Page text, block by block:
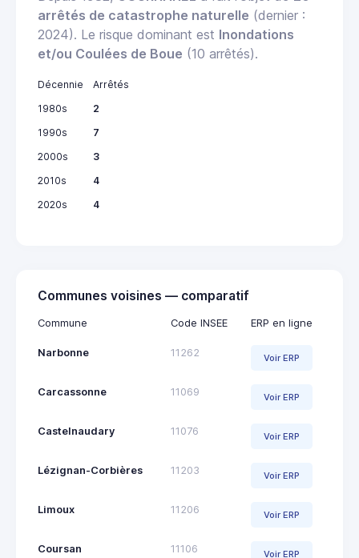
arrêtés de catastrophe naturelle (dernier :
2024). Le risque dominant est Inondations
et/ou Coulées de Boue (10 arrêtés).
Décennie
Arrêtés
1980s
2
1990s
7
2000s
3
2010s
4
2020s
4
Communes voisines — comparatif
Commune Code INSEE ERP en ligne
Narbonne 11262 Voir ERP
Carcassonne 11069 Voir ERP
Castelnaudary 11076 Voir ERP
Lézignan-Corbières 11203 Voir ERP
Limoux 11206 Voir ERP
Coursan 11106 Voir ERP